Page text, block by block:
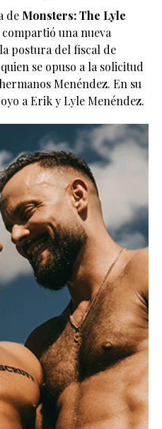
deMonsters: The Lyle
compartió una nueva
postura del fiscal de
se opuso a la solicitud
Menéndez. En su
a Erik y Lyle Menéndez.